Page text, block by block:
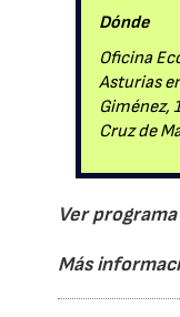
Dónde
Oficina
Asturias
Giménez,
Cruz de
Ver
Más